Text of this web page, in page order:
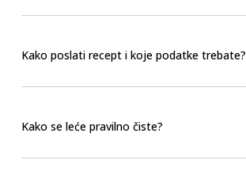
Kako poslati recept i koje podatke trebate?
Kako se leće pravilno čiste?